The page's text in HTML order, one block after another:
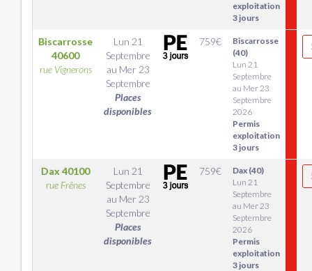
exploitation
3 jours
Biscarrosse
40600
rue Vignerons
Lun 21
Septembre
au Mer 23
Septembre
Places
disponibles
759€
Biscarrosse
(40)
Lun 21
Septembre
au Mer 23
Septembre
2026
Permis
exploitation
3 jours
Dax 40100
rue Frênes
Lun 21
Septembre
au Mer 23
Septembre
Places
disponibles
759€
Dax (40)
Lun 21
Septembre
au Mer 23
Septembre
2026
Permis
exploitation
3 jours